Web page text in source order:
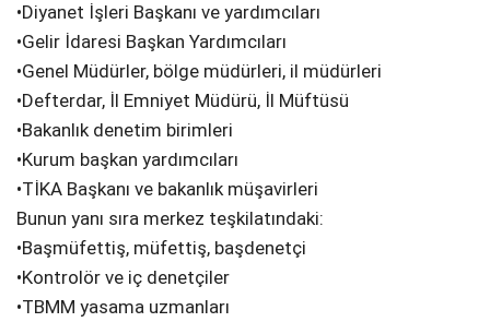
•Diyanet İşleri Başkanı ve yardımcıları
•Gelir İdaresi Başkan Yardımcıları
•Genel Müdürler, bölge müdürleri, il müdürleri
•Defterdar, İl Emniyet Müdürü, İl Müftüsü
•Bakanlık denetim birimleri
•Kurum başkan yardımcıları
•TİKA Başkanı ve bakanlık müşavirleri
Bunun yanı sıra merkez teşkilatındaki:
•Başmüfettiş, müfettiş, başdenetçi
•Kontrolör ve iç denetçiler
•TBMM yasama uzmanları